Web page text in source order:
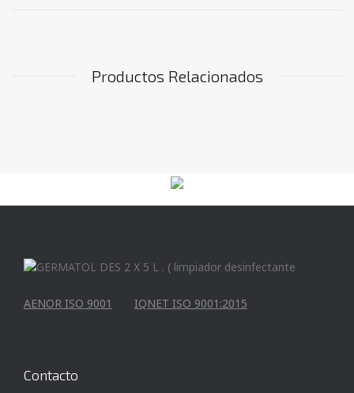
Productos Relacionados
AENOR ISO 9001 IQNET ISO 9001:2015
Contacto